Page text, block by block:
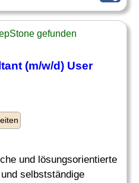
gefunden
(m/w/d) User
und lösungsorientierte
selbstständige